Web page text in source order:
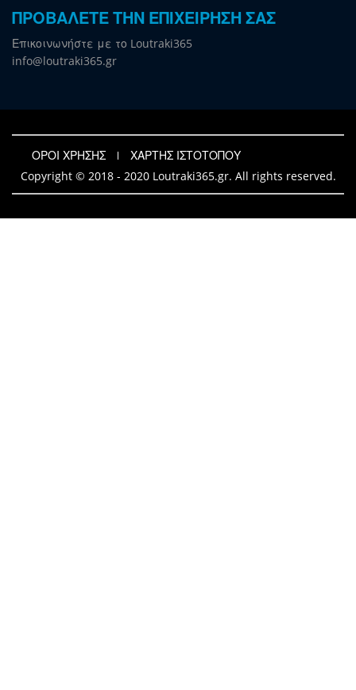
ΠΡΟΒΑΛΕΤΕ ΤΗΝ ΕΠΙΧΕΙΡΗΣΗ ΣΑΣ
Επικοινωνήστε με το Loutraki365
info@loutraki365.gr
ΟΡΟΙ ΧΡΗΣΗΣ
ΧΑΡΤΗΣ ΙΣΤΟΤΟΠΟΥ
Copyright © 2018 - 2020 Loutraki365.gr. All rights reserved.